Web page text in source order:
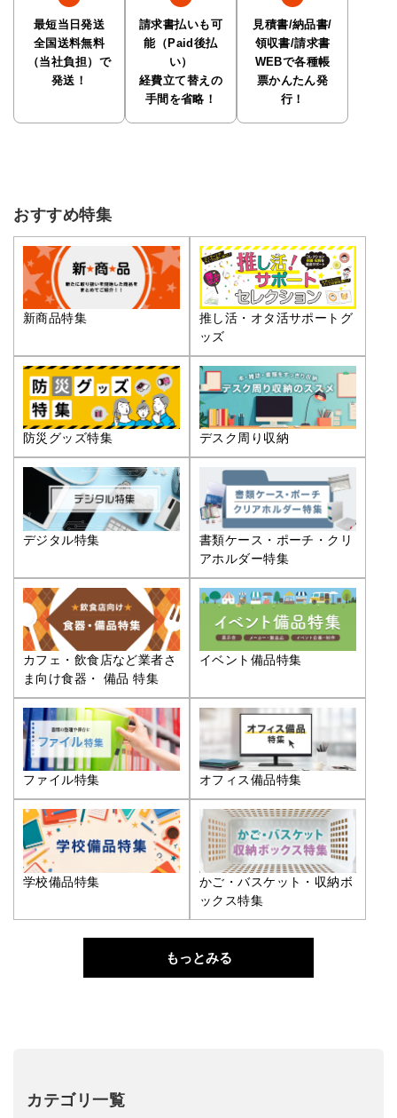
最短当日発送
全国送料無料
（当社負担）で
発送！
請求書払いも可
能（Paid後払
い）
経費立て替えの
手間を省略！
見積書/納品書/
領収書/請求書
WEBで各種帳
票かんたん発
行！
おすすめ特集
新商品特集
推し活・オタ活サポートグ
ッズ
防災グッズ特集 デスク周り収納
デジタル特集
書類ケース・ポーチ・クリ
アホルダー特集
カフェ・飲食店など業者さ
ま向け食器・ 備品 特集
イベント備品特集
ファイル特集 オフィス備品特集
学校備品特集
かご・バスケット・収納ボ
ックス特集
もっとみる
カテゴリ一覧